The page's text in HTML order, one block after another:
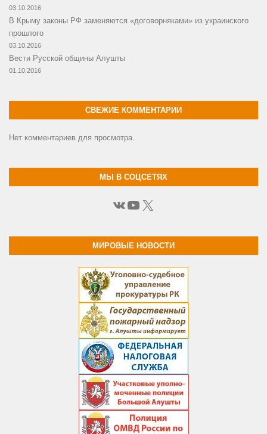
03.10.2016
В Крыму законы РФ заменяются «договорняками» из украинского
прошлого
03.10.2016
Вести Русской общины Алушты
01.10.2016
СВЕЖИЕ КОММЕНТАРИИ
Нет комментариев для просмотра.
МЫ В СОЦСЕТЯХ
ВКонтакте
YouTube
X
МИРОВЫЕ НОВОСТИ